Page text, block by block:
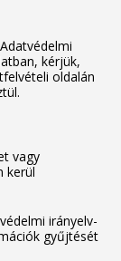
kérjük,
oldalán
vagy
kerül
irányelv-
gyűjtését